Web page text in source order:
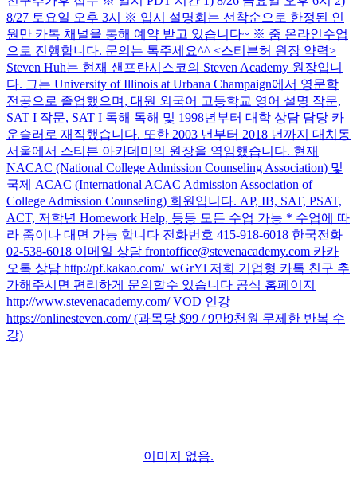
8/27 토요일 오후 3시 ※ 입시 설명회는 선착순으로 한정된 인
원만 카톡 채널을 통해 예약 받고 있습니다~ ※ 줌 온라인수업
으로 진행합니다. 문의는 톡주세요^^ <스티븐허 원장 약력>
Steven Huh는 현재 샌프란시스코의 Steven Academy 원장입니
다. 그는 University of Illinois at Urbana Champaign에서 영문학
전공으로 졸업했으며, 대원 외국어 고등학교 영어 설명 작문,
SAT I 작문, SAT I 독해 독해 및 1998년부터 대학 상담 담당 카
운슬러로 재직했습니다. 또한 2003 년부터 2018 년까지 대치동
서울에서 스티븐 아카데미의 원장을 역임했습니다. 현재
NACAC (National College Admission Counseling Association) 및
국제 ACAC (International ACAC Admission Association of
College Admission Counseling) 회원입니다. AP, IB, SAT, PSAT,
ACT, 저학년 Homework Help, 등등 모든 수업 가능 * 수업에 따
라 줌이나 대면 가능 합니다 전화번호 415-918-6018 한국전화
02-538-6018 이메일 상담 frontoffice@stevenacademy.com 카카
오톡 상담 http://pf.kakao.com/_wGrYl 저희 기업형 카톡 친구 추
가해주시면 편리하게 문의할수 있습니다 공식 홈페이지
http://www.stevenacademy.com/ VOD 인강
https://onlinesteven.com/ (과목당 $99 / 9만9천원 무제한 반복 수
강)
이미지 없음.